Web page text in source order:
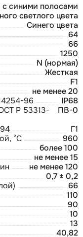
с синими полосами
светлого цвета
Синего цвета
64
66
1250
N (нормая)
Жесткая
F1
не менее 20
96
IP68
Р 53313-
ПВ-0
Г1
°С
960
более 100
не менее 15
не менее 120
0,7 ± 0,2
66
110
90
10
13
40,82